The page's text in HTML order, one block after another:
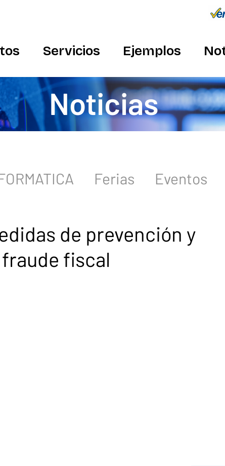
Noticias
Ferias Eventos
de prevención y
fiscal
Servicios Ejemplos